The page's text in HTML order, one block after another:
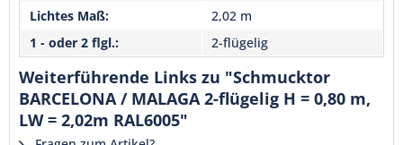
Lichtes Maß:
2,02 m
1 - oder 2 flgl.:
2-flügelig
Weiterführende Links zu "Schmucktor
BARCELONA / MALAGA 2-flügelig H = 0,80 m,
LW = 2,02m RAL6005"